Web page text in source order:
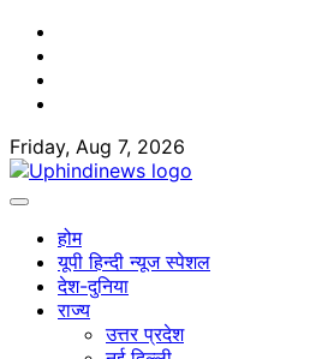
Skip
content
Friday, Aug 7, 2026
होम
यूपी हिन्दी न्यूज स्पेशल
देश-दुनिया
राज्य
उत्तर प्रदेश